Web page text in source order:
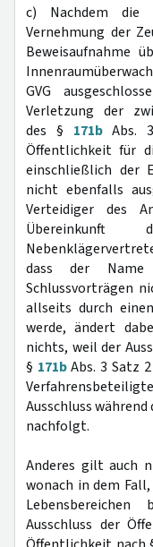
c) Nachdem die
Vernehmung der
Beweisaufnahme
GVG
Verletzung der
des § 171bAbs. 3
Öffentlichkeit für
einschließlich der
nicht ebenfalls
Verteidiger des
dass der
Schlussvorträgen
allseits durch
werde, ändert
nichts, weil der
§ 171bAbs. 3 Satz
Ausschluss
nachfolgt.
Anderes gilt auch
wonach in dem
Ausschluss der